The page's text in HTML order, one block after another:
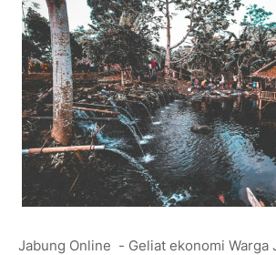
Jabung Online - Geliat ekonomi Warga